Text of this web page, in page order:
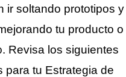
ir soltando prototipos y
tu producto o
Revisa los siguientes
para tu Estrategia de